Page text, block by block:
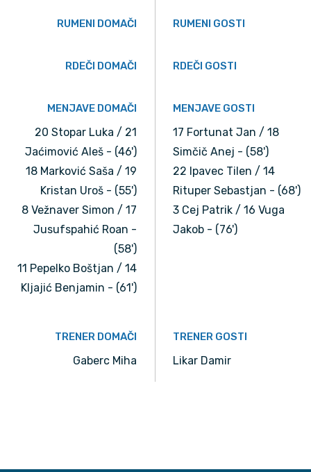
RUMENI DOMAČI RUMENI GOSTI
RDEČI DOMAČI RDEČI GOSTI
MENJAVE DOMAČI
20 Stopar Luka / 21
Jaćimović Aleš - (46')
18 Marković Saša / 19
Kristan Uroš - (55')
8 Vežnaver Simon / 17
Jusufspahić Roan -
(58')
11 Pepelko Boštjan / 14
Kljajić Benjamin - (61')
MENJAVE GOSTI
17 Fortunat Jan / 18
Simčič Anej - (58')
22 Ipavec Tilen / 14
Rituper Sebastjan - (68')
3 Cej Patrik / 16 Vuga
Jakob - (76')
TRENER DOMAČI
Gaberc Miha
TRENER GOSTI
Likar Damir